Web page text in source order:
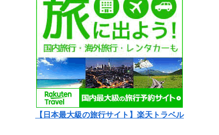
【日本最大級の旅行サイト】楽天トラベル